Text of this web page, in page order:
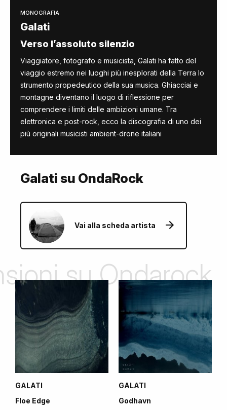
MONOGRAFIA
Galati
Verso l’assoluto silenzio
Viaggiatore, fotografo e musicista, Galati ha fatto del
viaggio estremo nei luoghi più inesplorati della Terra lo
strumento propedeutico della sua musica. Ghiacciai e
montagne diventano il luogo di riflessione per
comprendere i limiti delle ambizioni umane. Tra
elettronica e post-rock, ecco la discografia di uno dei
più originali musicisti ambient-drone italiani
Galati su OndaRock
Vai alla scheda artista
su Ondarock
GALATI
Floe Edge
GALATI
Godhavn